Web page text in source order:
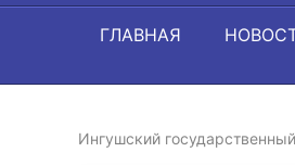
ГЛАВНАЯ
Ингушский